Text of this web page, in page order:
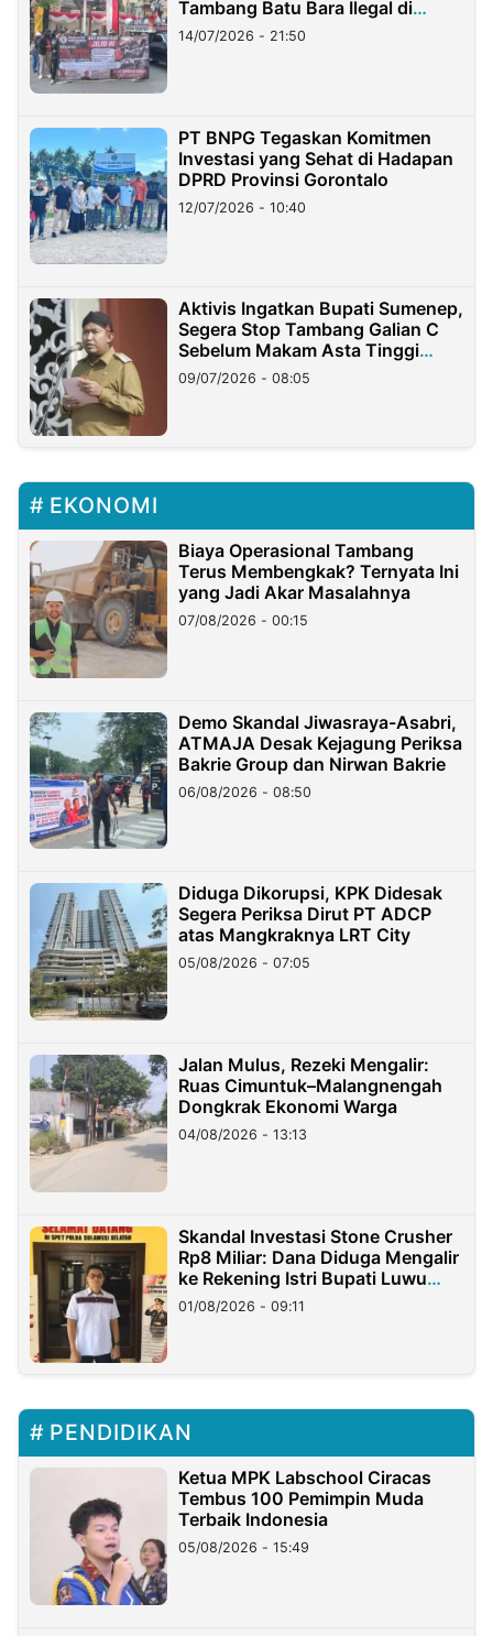
Tambang Batu Bara Ilegal di
Lampung
14/07/2026 - 21:50
PT BNPG Tegaskan Komitmen
Investasi yang Sehat di Hadapan
DPRD Provinsi Gorontalo
12/07/2026 - 10:40
Aktivis Ingatkan Bupati Sumenep,
Segera Stop Tambang Galian C
Sebelum Makam Asta Tinggi
Longsor
09/07/2026 - 08:05
EKONOMI
Biaya Operasional Tambang
Terus Membengkak? Ternyata Ini
yang Jadi Akar Masalahnya
07/08/2026 - 00:15
Demo Skandal Jiwasraya-Asabri,
ATMAJA Desak Kejagung Periksa
Bakrie Group dan Nirwan Bakrie
06/08/2026 - 08:50
Diduga Dikorupsi, KPK Didesak
Segera Periksa Dirut PT ADCP
atas Mangkraknya LRT City
05/08/2026 - 07:05
Jalan Mulus, Rezeki Mengalir:
Ruas Cimuntuk–Malangnengah
Dongkrak Ekonomi Warga
04/08/2026 - 13:13
Skandal Investasi Stone Crusher
Rp8 Miliar: Dana Diduga Mengalir
ke Rekening Istri Bupati Luwu
Timur
01/08/2026 - 09:11
PENDIDIKAN
Ketua MPK Labschool Ciracas
Tembus 100 Pemimpin Muda
Terbaik Indonesia
05/08/2026 - 15:49